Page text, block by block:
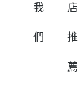
我
們
店
推
薦